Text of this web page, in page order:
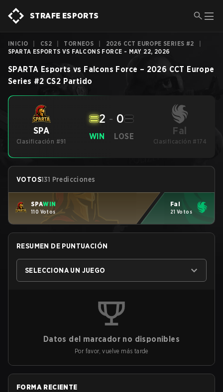
STRAFE ESPORTS
INICIO CS2 TORNEOS 2026 CCT EUROPE SERIES #2
SPARTA ESPORTS VS FALCONS FORCE - MAY 22, 2026
SPARTA Esports vs Falcons Force – 2026 CCT Europe
Series #2 CS2 Partido
SPA
Clasificación #91
WIN
2 - 0
LOSE Fal
Clasificación #174
VOTOS131 Predicciones
SPAWIN
110 Votos
Fal
21 Votos
RESUMEN DE PUNTUACIÓN
SELECCIONA UN JUEGO
Datos del marcador no disponibles
Por favor, vuelve más tarde
FORMA RECIENTE